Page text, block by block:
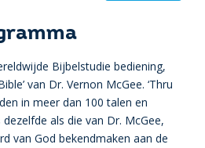
Bijbelstudie bediening,
van Dr. Vernon McGee. ‘Thru
in meer dan 100 talen en
als die van Dr. McGee,
van God bekendmaken aan de